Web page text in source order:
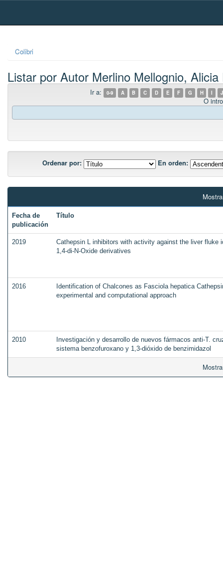
Skip
Colibri
Listar por Autor Merlino Mellognio, Alicia
Ir a: 0-9 A B C D E F G H I J
O
Ordenar por: En orden:
Fecha de
publicación
Título
2019
Cathepsin L inhibitors with activity against the liver fluke
1,4-di-N-Oxide derivatives
2016
Identification of Chalcones as Fasciola hepatica
experimental and computational approach
2010
Investigación y desarrollo de nuevos fármacos anti-T.
sistema benzofuroxano y 1,3-dióxido de benzimidazol